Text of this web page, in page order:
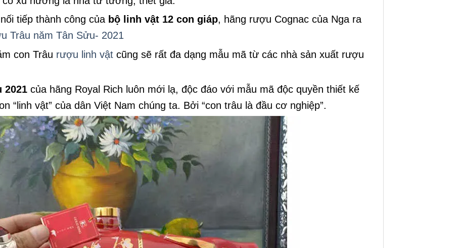
tiếp thành công của bộ linh vật 12 con giáp, hãng rượu Cognac của Nga ra
Trâu năm Tân Sửu- 2021
con Trâu rượu linh vật cũng sẽ rất đa dạng mẫu mã từ các nhà sản xuất rượu
2021 của hãng Royal Rich luôn mới lạ, độc đáo với mẫu mã độc quyền thiết kế
“linh vật” của dân Việt Nam chúng ta. Bởi “con trâu là đầu cơ nghiệp”.